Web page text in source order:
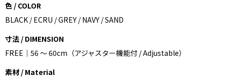
色 / COLOR
BLACK / ECRU / GREY / NAVY / SAND
寸法 / DIMENSION
FREE｜56 ～ 60cm（アジャスター機能付 / Adjustable）
素材 / Material